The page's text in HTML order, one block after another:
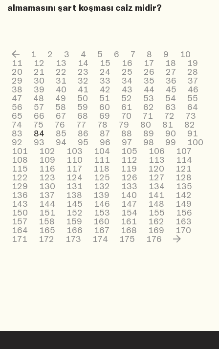
almamasını şart koşması caiz midir?
1 2 3 4 5 6 7 8 9
10
11
12 13 14 15 16 17 18
19
20
21 22 23 24 25 26 27
28
29
30 31 32 33 34 35 36
37
38
39 40 41 42 43 44 45
46
47
48 49 50 51 52 53 54
55
56
57 58 59 60 61 62 63
64
65
66 67 68 69 70 71 72
73
74
75 76 77 78 79 80 81
82
83
84 85 86 87 88 89 90
91
92
93 94 95 96 97 98 99
100
101
102 103 104 105 106
107
108
109 110 111 112 113
114
115
116 117 118 119 120
121
122
123 124 125 126 127
128
129
130 131 132 133 134
135
136
137 138 139 140 141
142
143
144 145 146 147 148
149
150
151 152 153 154 155
156
157
158 159 160 161 162
163
164
165 166 167 168 169
170
171
172 173 174 175 176